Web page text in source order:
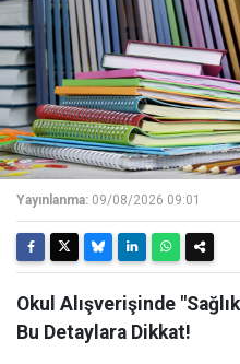
Yayınlanma: 09/08/2026 09:01
Okul Alışverişinde
Bu Detaylara Dikkat!